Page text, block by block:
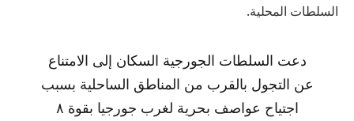
السلطات المحلية.
دعت السلطات الجورجية السكان إلى الامتناع
عن التجول بالقرب من المناطق الساحلية بسبب
اجتياح عواصف بحرية لغرب جورجيا بقوة ٨